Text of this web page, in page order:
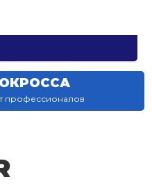
профессионалов